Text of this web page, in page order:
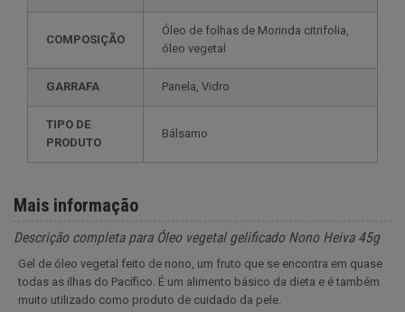
COMPOSIÇÃO
Óleo de folhas de Morinda citrifolia,
óleo vegetal
GARRAFA Panela, Vidro
TIPO DE
PRODUTO
Bálsamo
Mais informação
Descrição completa para Óleo vegetal gelificado Nono Heiva 45g
Gel de óleo vegetal feito de nono, um fruto que se encontra em quase
todas as ilhas do Pacífico. É um alimento básico da dieta e é também
muito utilizado como produto de cuidado da pele.